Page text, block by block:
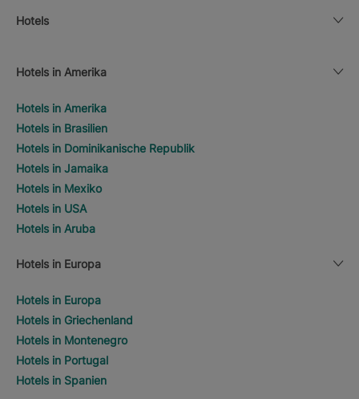
Hotels
Hotels in Amerika
Hotels in Amerika
Hotels in Brasilien
Hotels in Dominikanische Republik
Hotels in Jamaika
Hotels in Mexiko
Hotels in USA
Hotels in Aruba
Hotels in Europa
Hotels in Europa
Hotels in Griechenland
Hotels in Montenegro
Hotels in Portugal
Hotels in Spanien